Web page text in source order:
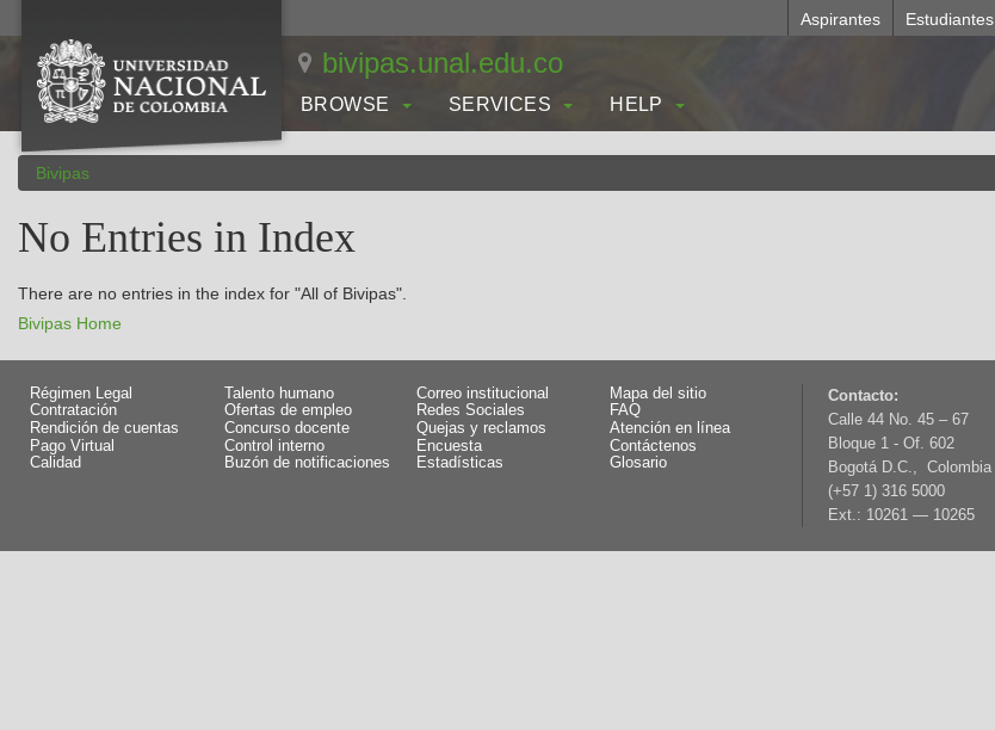
Aspirantes Estudiantes
bivipas.unal.edu.co
BROWSE SERVICES HELP
Bivipas
No Entries in Index
There are no entries in the index for "All of Bivipas".
Bivipas Home
Régimen Legal
Talento humano
Contratación
Ofertas de empleo
Rendición de cuentas
Concurso docente
Pago Virtual
Control interno
Calidad
Buzón de notificaciones
Correo institucional
Mapa del sitio
Redes Sociales
FAQ
Quejas y reclamos
Atención en línea
Encuesta
Contáctenos
Estadísticas
Glosario
Contacto:
Calle 44 No. 45 – 67
Bloque 1 - Of. 602
Bogotá D.C., Colombia
(+57 1) 316 5000
Ext.: 10261 — 10265